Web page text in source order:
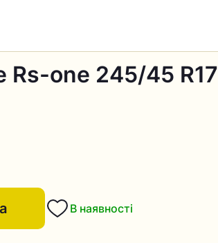
Rs-one 245/45 R17
В наявності